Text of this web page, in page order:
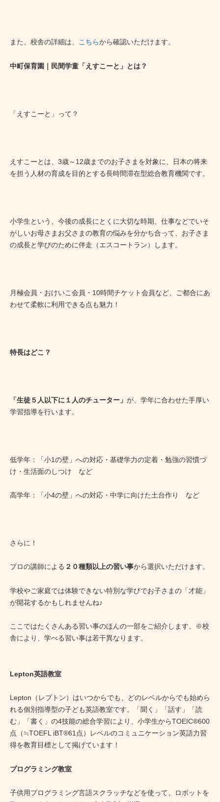
また、校舎の詳細は、 こちらから確認いただけます。
中町保育園｜民間学童「えすこーと」とは？
「えすこーと」って？
えすこーとは、3歳～12歳までのお子さまを対象に、日本の将来
を担う人材の育成を目的とする長時間滞在型総合教育機関です。
小学生という、今後の成長にとくに大切な時期、仕事などでいそ
がしいお母さまお父さまの教育の悩みを分かち合って、お子さま
の成長と学びのために伴走（エスコートラン）します。
月極会員・おけいこ会員・10時間チケット会員など、ご都合にあ
わせて柔軟に利用できる点も魅力！
特長はどこ？
「生徒５人以下に１人のチューター」 が、学年に合わせた手厚い
学習指導を行います。
低学年：「小1の壁」への対応・基礎学力の定着・勉強の習慣づ
け・生活面のしつけ など
高学年：「小4の壁」への対応・中学に向けた土台作り など
さらに！
プロの講師による ２０種類以上の習い事から選択いただけます。
学校やご家庭では体験できない特別な学びでお子さまの「才能」
が開花するかもしれませんね♪
ここではたくさんある習い事のほんの一部をご紹介します。※校
舎により、学べる習い事は若干異なります。
Lepton英語教室
Lepton（レプトン）はいつからでも、どのレベルからでも始めら
れる個別指導型の子ども英語教室です。「聞く」「話す」「読
む」「書く」の4技能の総合学習により、小学生からTOEIC®600
点（≒TOEFL iBT®61点）レベルのコミュニケーション英語力習
得を教育目標として掲げています！
プログラミング教室
子供用プログラミング言語スクラッチなどを使って、ロボットを